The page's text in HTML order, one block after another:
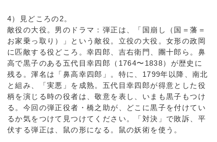
4）見どころの2。
敵役の大役。男のドラマ：弾正は、「国崩し（国＝藩＝
お家乗っ取り）」という敵役。立役の大役。女形の政岡
に匹敵する役どころ。幸四郎、吉右衛門、團十郎ら。鼻
高で黒子のある五代目幸四郎（1764〜1838）が歴史に
残る。渾名は「鼻高幸四郎」。特に、1799年以降、南北
と組み、「実悪」を成熟。五代目幸四郎が得意とした役
柄を演じる時の役者は、敬意を表し、いまも黒子もつけ
る。今回の弾正役者・橋之助が、どこに黒子を付けてい
るか気をつけて見つけてください。「対決」で敗訴、平
伏する弾正は、鼠の形になる。鼠の妖術を使う。